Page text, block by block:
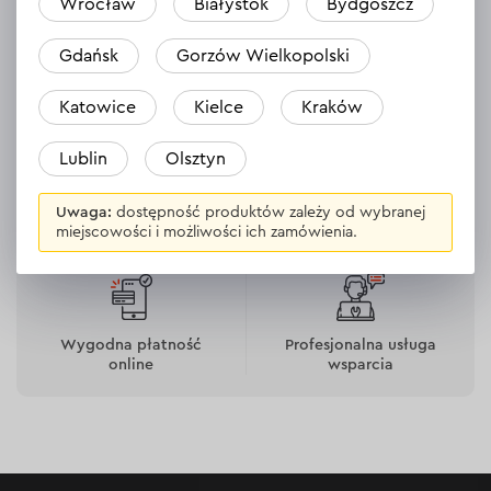
Darmowa dostawa 30 dni na zwrot towaru
Wygodna płatność
online
Profesjonalna usługa
wsparcia
Wrocław Białystok Bydgoszcz
Gdańsk Gorzów Wielkopolski
Katowice Kielce Kraków
Lublin Olsztyn
Uwaga: dostępność produktów zależy od wybranej
miejscowości i możliwości ich zamówienia.